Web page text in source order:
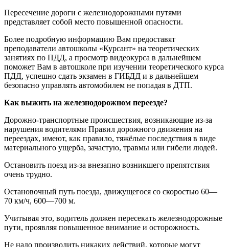
Пересечение дороги с железнодорожными путями
представляет собой место повышенной опасности.
Более подробную информацию Вам предоставят
преподаватели автошколы «Курсант» на теоретических
занятиях по ПДД, а просмотр видеокурса в дальнейшем
поможет Вам в автошколе при изучении теоретического курса
ПДД, успешно сдать экзамен в ГИБДД и в дальнейшем
безопасно управлять автомобилем не попадая в ДТП.
Как выжить на железнодорожном переезде?
Дорожно-транспортные происшествия, возникающие из-за
нарушения водителями Правил дорожного движения на
переездах, имеют, как правило, тяжёлые последствия в виде
материального ущерба, зачастую, травмы или гибели людей.
Остановить поезд из-за внезапно возникшего препятствия
очень трудно.
Остановочный путь поезда, движущегося со скоростью 60—
70 км/ч, 600—700 м.
Учитывая это, водитель должен пересекать железнодорожные
пути, проявляя повышенное внимание и осторожность.
Не надо производить никаких действий, которые могут